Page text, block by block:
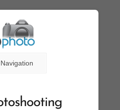
Navigation